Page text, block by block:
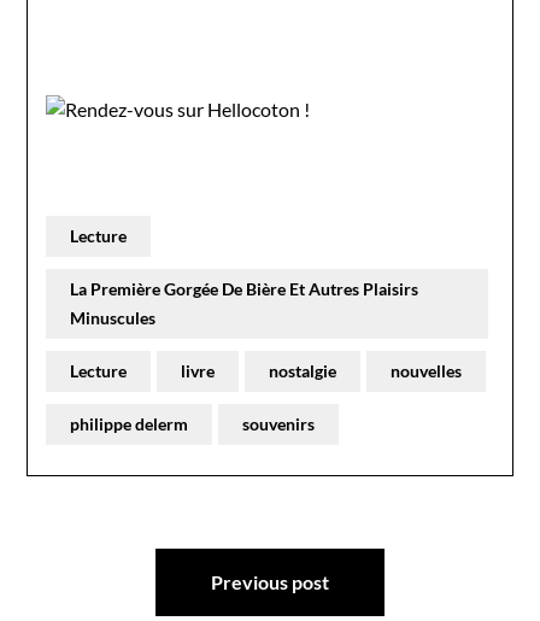
Lecture
La Première Gorgée De Bière Et Autres Plaisirs
Minuscules
Lecture livre nostalgie nouvelles
philippe delerm souvenirs
Navigation
Previous post